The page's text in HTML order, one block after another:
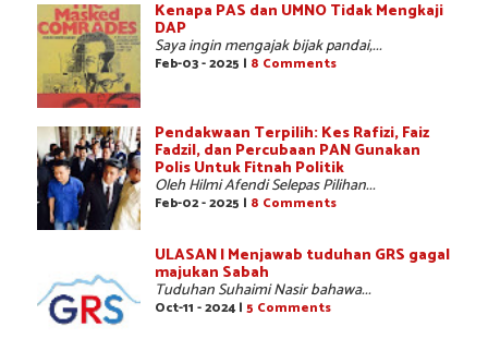
Kenapa PAS dan UMNO Tidak Mengkaji
DAP
Saya ingin mengajak bijak pandai,...
Feb-03 - 2025 | 8 Comments
Pendakwaan Terpilih: Kes Rafizi, Faiz
Fadzil, dan Percubaan PAN Gunakan
Polis Untuk Fitnah Politik
Oleh Hilmi Afendi Selepas Pilihan...
Feb-02 - 2025 | 8 Comments
ULASAN | Menjawab tuduhan GRS gagal
majukan Sabah
Tuduhan Suhaimi Nasir bahawa...
Oct-11 - 2024 | 5 Comments